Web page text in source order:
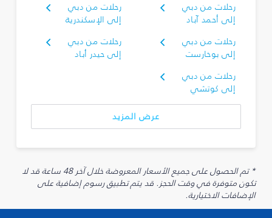
رحلات من دبي
إلى أحمد آباد
رحلات من دبي
إلى الإسكندرية
رحلات من دبي
إلى بوخارست
رحلات من دبي
إلى حيدر أباد
رحلات من دبي
إلى كوتشي
عرض المزيد
* تم الحصول على جميع الأسعار المعروضة خلال آخر 48 ساعة قد لا
تكون متوفرة في وقت الحجز. قد يتم تطبيق رسوم إضافية على
الإضافات الاختيارية.